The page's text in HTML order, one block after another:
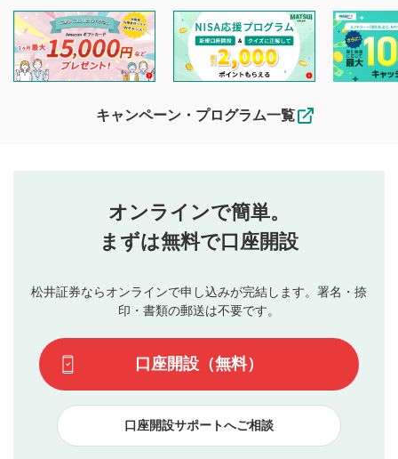
投稿するボタン
星で評価をすると投稿できます。（お名前とコメント
3
動画の評価
です）
を目的として、各動画コンテンツに、評価およびコメントの
投稿ができます。利用者は以下の注意事項をご理解のうえ、
閲覧および投稿を行うものとしてください。
他の利用者が動画を視聴される際の参考になるコメントをお
待ちしております。
なお、投稿をもって、本注意事項に同意されたものとみなし
行ってください。
当社は、利用者同士、もしくは利用者と第三者間のトラ
ブルによって生じた損害に対して一切の責任を負いませ
評価およびコメントは当社にて審査のうえ、掲載となり
ます。掲載されるまでに日数がかかる場合や掲載されない
てはお答えできません。各動画コンテンツへの掲載をもっ
て結果のご連絡といたします。ご了承ください。
下記の項目に該当すると判断された投稿内容は、掲載を
見合わせる場合がございます。
本動画コンテンツとは無関係の内容の投稿
他者への誹謗中傷や差別的表現投稿
キャンペーン・プログラム一覧
オンラインで簡単。
まずは無料で口座開設
松井証券ならオンラインで申し込みが完結します。署名・捺
印・書類の郵送は不要です。
口座開設（無料）
口座開設サポートへご相談